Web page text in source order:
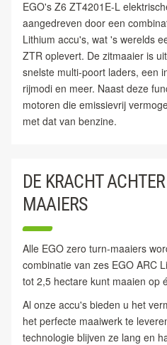
EGO's Z6 ZT4201E-L
aangedreven door een
Lithium accu's, wat 's werelds
ZTR oplevert. De zitmaaier is
snelste multi-poort laders, een
rijmodi en meer. Naast deze
motoren die emissievrij
met dat van benzine.
DE KRACHT
MAAIERS
Alle EGO zero turn-maaiers
combinatie van zes EGO ARC
tot 2,5 hectare kunt maaien op
Al onze accu's bieden u het
het perfecte maaiwerk te
technologie blijven ze lang en